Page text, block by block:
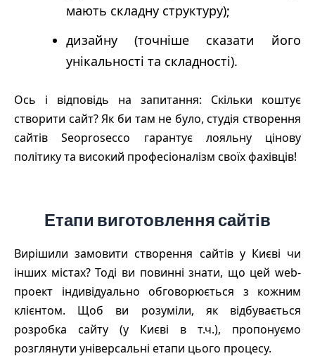
мають складну структуру);
дизайну (точніше сказати його
унікальності та складності).
Ось і відповідь на запитання: Скільки коштує
створити сайт? Як би там не було, студія створення
сайтів Seoprosecco гарантує лояльну цінову
політику та високий професіоналізм своїх фахівців!
Етапи виготовлення сайтів
Вирішили замовити створення сайтів у Києві чи
інших містах? Тоді ви повинні знати, що цей web-
проект індивідуально обговорюється з кожним
клієнтом. Щоб ви розуміли, як відбувається
розробка сайту (у Києві в т.ч.), пропонуємо
розглянути універсальні етапи цього процесу.